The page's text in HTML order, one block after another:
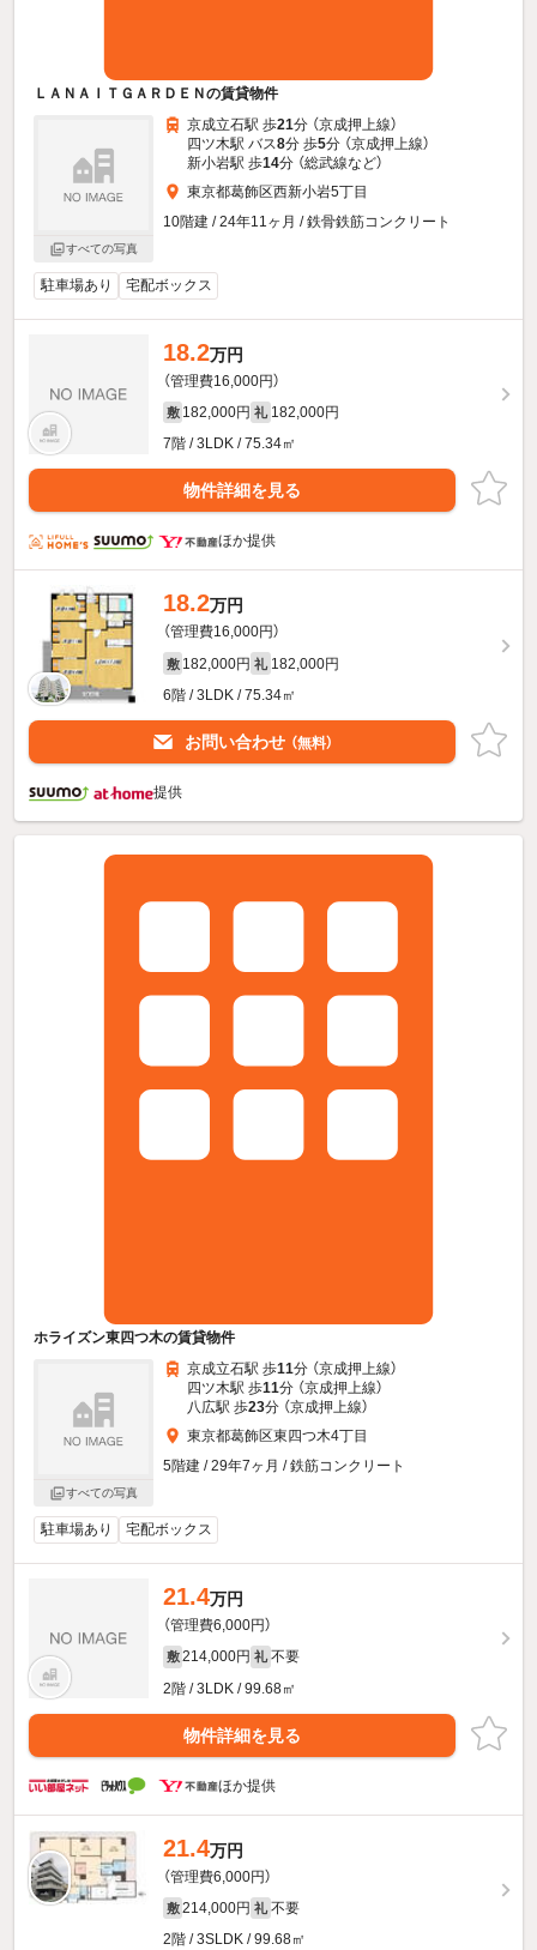
ＬＡＮＡＩＴＧＡＲＤＥＮの賃貸物件
すべての写真
京成立石駅 歩21分 （京成押上線）
四ツ木駅 バス8分 歩5分 （京成押上線）
新小岩駅 歩14分 （総武線など）
東京都葛飾区西新小岩5丁目
10階建 / 24年11ヶ月 / 鉄骨鉄筋コンクリート
駐車場あり 宅配ボックス
18.2万円
（管理費16,000円）
敷 182,000円 礼 182,000円
7階 / 3LDK / 75.34㎡
物件詳細を見る
ほか提供
18.2万円
（管理費16,000円）
敷 182,000円 礼 182,000円
6階 / 3LDK / 75.34㎡
お問い合わせ （無料）
提供
ホライズン東四つ木の賃貸物件
すべての写真
京成立石駅 歩11分 （京成押上線）
四ツ木駅 歩11分 （京成押上線）
八広駅 歩23分 （京成押上線）
東京都葛飾区東四つ木4丁目
5階建 / 29年7ヶ月 / 鉄筋コンクリート
駐車場あり 宅配ボックス
21.4万円
（管理費6,000円）
敷 214,000円 礼 不要
2階 / 3LDK / 99.68㎡
物件詳細を見る
ほか提供
21.4万円
（管理費6,000円）
敷 214,000円 礼 不要
2階 / 3SLDK / 99.68㎡